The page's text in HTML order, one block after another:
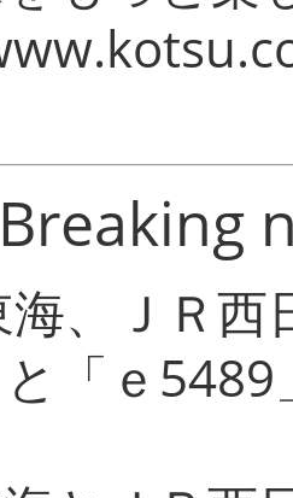
、ＪＲ
「ｅ